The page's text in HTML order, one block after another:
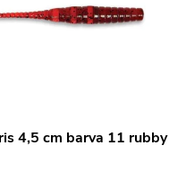
4,5 cm barva 11 rubby